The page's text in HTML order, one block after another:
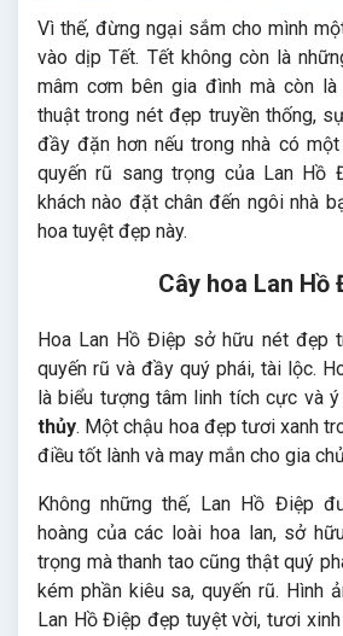
Vì thế, đừng ngại sắm cho mình
vào dịp Tết. Tết không còn là
mâm cơm bên gia đình mà còn
thuật trong nét đẹp truyền thống,
đầy đặn hơn nếu trong nhà có một
quyến rũ sang trọng của Lan Hồ
khách nào đặt chân đến ngôi nhà
hoa tuyệt đẹp này.
Cây hoa Lan Hồ
Hoa Lan Hồ Điệp sở hữu nét đẹp
quyến rũ và đầy quý phái, tài lộc.
là biểu tượng tâm linh tích cực và
thủy. Một chậu hoa đẹp tươi xanh
điều tốt lành và may mắn cho gia
Không những thế, Lan Hồ Điệp
hoàng của các loài hoa lan, sở
trọng mà thanh tao cũng thật quý
kém phần kiêu sa, quyến rũ. Hình
Lan Hồ Điệp đẹp tuyệt vời, tươi